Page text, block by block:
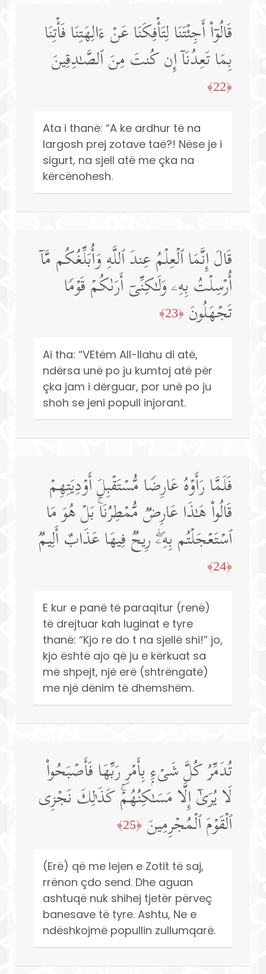
قَالُوۤا۟ أَجِئۡتَنَا لِتَأۡفِكَنَا عَنۡ ءَالِهَتِنَا فَأۡتِنَا
بِمَا تَعِدُنَاۤ إِن كُنتَ مِنَ ٱلصَّـٰدِقِینَ
﴿22﴾
Ata i thanë: “A ke ardhur të na
largosh prej zotave taë?! Nëse je i
sigurt, na sjell atë me çka na
kërcënohesh.
قَالَ إِنَّمَا ٱلۡعِلۡمُ عِندَ ٱللَّهِ وَأُبَلِّغُكُم مَّاۤ
أُرۡسِلۡتُ بِهِۦ وَلَـٰكِنِّیۤ أَرَىٰكُمۡ قَوۡمࣰا
تَجۡهَلُونَ ﴿23﴾
Ai tha: “VEtëm All-llahu di atë,
ndërsa unë po ju kumtoj atë për
çka jam i dërguar, por unë po ju
shoh se jeni popull injorant.
فَلَمَّا رَأَوۡهُ عَارِضࣰا مُّسۡتَقۡبِلَ أَوۡدِیَتِهِمۡ
قَالُوا۟ هَـٰذَا عَارِضࣱ مُّمۡطِرُنَاۚ بَلۡ هُوَ مَا
ٱسۡتَعۡجَلۡتُم بِهِۦۖ رِیحࣱ فِیهَا عَذَابٌ أَلِیمࣱ
﴿24﴾
E kur e panë të paraqitur (renë)
të drejtuar kah luginat e tyre
thanë: “Kjo re do t na sjellë shi!” jo,
kjo është ajo që ju e kërkuat sa
më shpejt, një erë (shtrëngatë)
me një dënim të dhemshëm.
تُدَمِّرُ كُلَّ شَیۡءِۭ بِأَمۡرِ رَبِّهَا فَأَصۡبَحُوا۟
لَا یُرَىٰۤ إِلَّا مَسَـٰكِنُهُمۡۚ كَذَ ٰ⁠لِكَ نَجۡزِی
ٱلۡقَوۡمَ ٱلۡمُجۡرِمِینَ ﴿25﴾
(Erë) që me lejen e Zotit të saj,
rrënon çdo send. Dhe aguan
ashtuqë nuk shihej tjetër përveç
banesave të tyre. Ashtu, Ne e
ndëshkojmë popullin zullumqarë.